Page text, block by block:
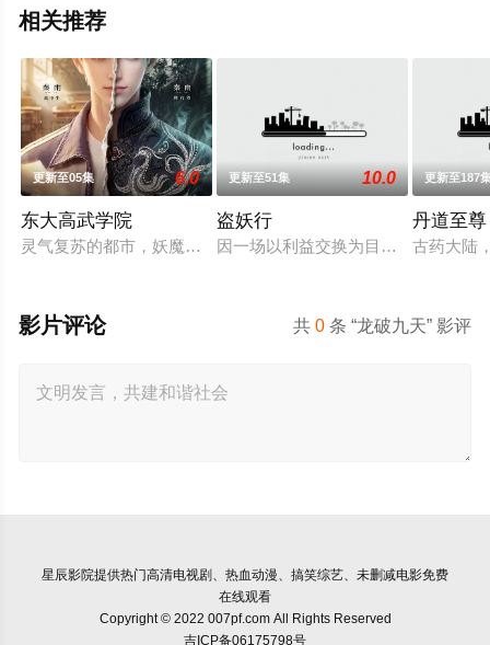
相关推荐
更新至05集 6.0
东大高武学院
灵气复苏的都市，妖魔入侵威胁来袭，天生废灵根的少年秦雨
更新至51集 10.0
盗妖行
因一场以利益交换为目的的联姻，太
更新至187
丹道至尊
古药大陆
共0 条 “龙破九天” 影评
影片评论
星辰影院提供热门高清电视剧、热血动漫、搞笑综艺、未删减电影免费
在线观看
Copyright © 2022 007pf.com All Rights Reserved
吉ICP备06175798号